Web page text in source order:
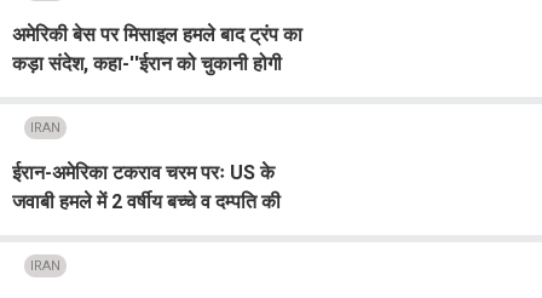
अमेरिकी बेस पर मिसाइल हमले बाद ट्रंप का
कड़ा संदेश, कहा-''ईरान को चुकानी होगी
IRAN
ईरान-अमेरिका टकराव चरम परः US के
जवाबी हमले में 2 वर्षीय बच्चे व दम्पति की
IRAN